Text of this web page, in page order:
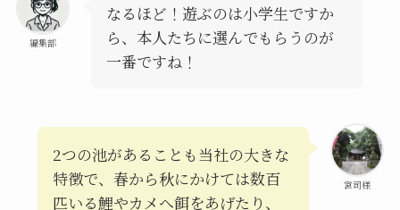
編集部
なるほど！遊ぶのは小学生ですか
ら、本人たちに選んでもらうのが
一番ですね！
宮司様
2つの池があることも当社の大きな
特徴で、春から秋にかけては数百
匹いる鯉やカメへ餌をあげたり、